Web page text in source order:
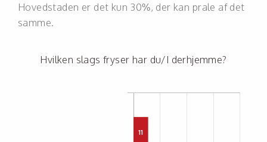
Hovedstaden er det kun 30%, der kan prale af det
samme.
Hvilken slags fryser har du/I derhjemme?